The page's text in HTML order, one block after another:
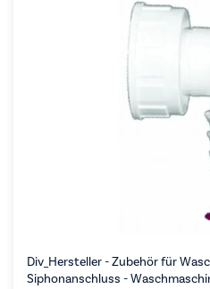
Div_Hersteller - Zubehör für
Siphonanschluss -